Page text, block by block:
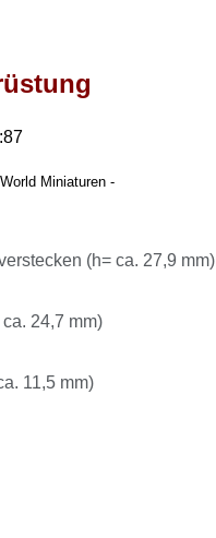
Miniaturen -
(h= ca. 27,9 mm)
24,7 mm)
11,5 mm)